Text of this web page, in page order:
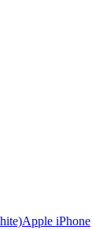
Apple iPhone